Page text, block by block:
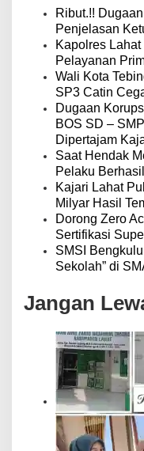
Ribut.!!
Penjelasan
Kapolres
Pelayanan
Wali Kota
SP3 Catin
Dugaan
BOS SD –
Dipertajam
Saat Hendak
Pelaku
Kajari Lahat
Milyar Hasil
Dorong Zero
Sertifikasi
SMSI
Sekolah” di
Jangan